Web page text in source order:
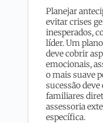
Planejar
evitar crises
inesperados,
líder. Um
deve cobrir
emocionais,
o mais suave
sucessão
familiares
assessoria
específica.